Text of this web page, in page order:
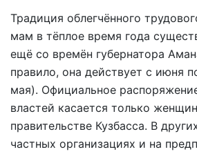
Традиция облегчённого
мам в тёплое время года
ещё со времён губернатора
правило, она действует с июня
мая). Официальное
властей касается только
правительстве Кузбасса. В
частных организациях и на